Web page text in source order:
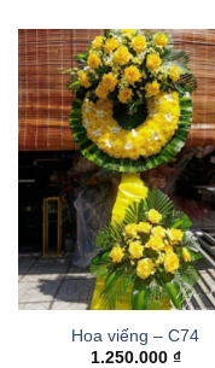
Hoa viếng – C74
1.250.000 ₫